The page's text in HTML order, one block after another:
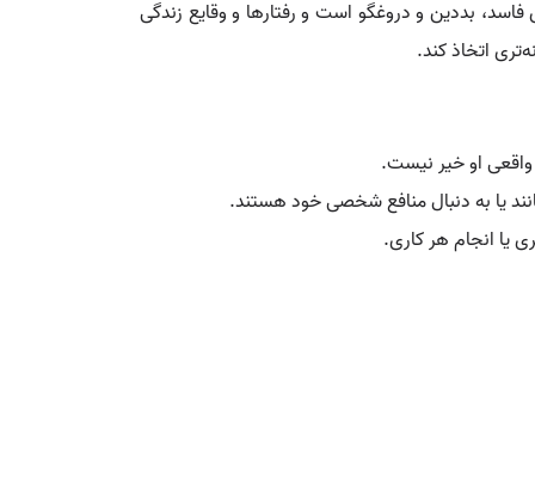
بددین و دروغگو است و رفتارها و وقایع زندگی
اتخاذ کند.
او خیر نیست.
یا به دنبال منافع شخصی خود هستند.
یا انجام هر کاری.